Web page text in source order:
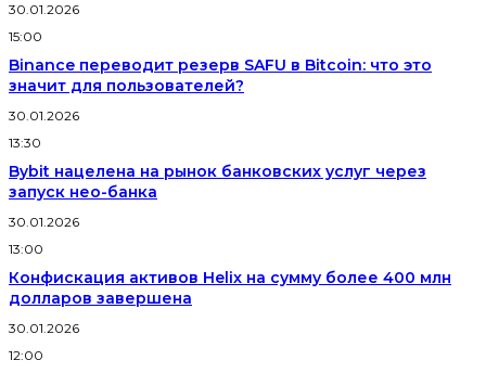
30.01.2026
15:00
Binance переводит резерв SAFU в Bitcoin: что это
значит для пользователей?
30.01.2026
13:30
Bybit нацелена на рынок банковских услуг через
запуск нео-банка
30.01.2026
13:00
Конфискация активов Helix на сумму более 400 млн
долларов завершена
30.01.2026
12:00